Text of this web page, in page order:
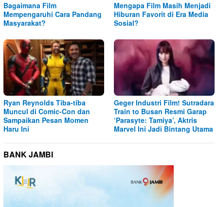
Bagaimana Film
Mempengaruhi Cara Pandang
Masyarakat?
Mengapa Film Masih Menjadi
Hiburan Favorit di Era Media
Sosial?
Ryan Reynolds Tiba-tiba
Muncul di Comic-Con dan
Sampaikan Pesan Momen
Haru Ini
Geger Industri Film! Sutradara
Train to Busan Resmi Garap
‘Parasyte: Tamiya’, Aktris
Marvel Ini Jadi Bintang Utama
BANK JAMBI